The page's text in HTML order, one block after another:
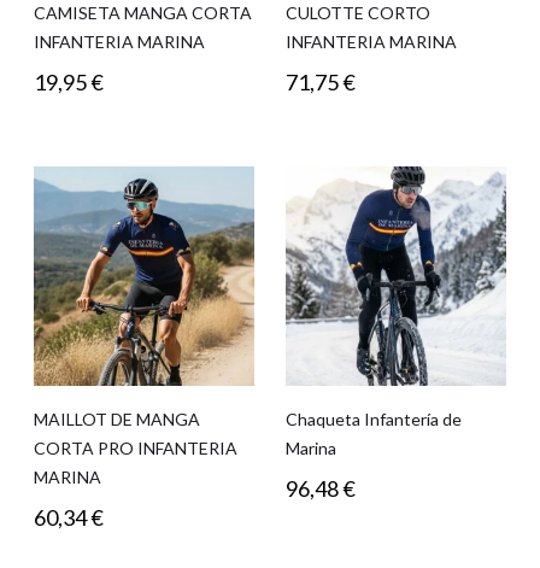
CAMISETA MANGA CORTA
INFANTERIA MARINA
19,95€
CULOTTE CORTO
INFANTERIA MARINA
71,75€
MAILLOT DE MANGA
CORTA PRO INFANTERIA
MARINA
60,34€
Chaqueta Infantería de
Marina
96,48€